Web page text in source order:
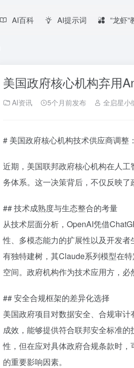
AI百科 AI提示词 “龙虾“
美国政府核心机构弃用
AI资讯 5个月前发布 全启星小
# 美国政府核心机构技术供应商调
近期，美国联邦政府核心机构在人
务体系。这一决策背后，不仅反映了
## 技术成熟度与生态整合的考量
从技术层面分析，OpenAI凭借
性、多模态能力的扩展性以及开发
有独特建树，其Claude系列模型在
空间。政府机构作为技术应用方，必
## 安全合规框架的差异化选择
美国政府项目对数据安全、合规审
成效，能够提供符合联邦安全标准
性，但在应对具体政府合规条款时，
的重要影响因素。